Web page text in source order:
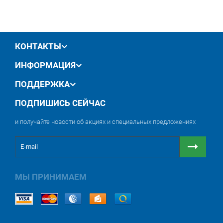
отражающей способностью.
в кварцевом баллоне.
возможность высушивать крышу автомобиля.
горизонтальной плоскости.
КОНТАКТЫ
ИНФОРМАЦИЯ
ПОДДЕРЖКА
ПОДПИШИСЬ СЕЙЧАС
и получайте новости об акциях и специальных предложениях
МЫ ПРИНИМАЕМ